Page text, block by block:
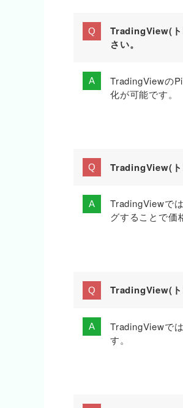
TradingView(ト
さい。
TradingViewの
化が可能です。
TradingView(ト
TradingViewで
グすることで価
TradingView(ト
TradingViewで
す。